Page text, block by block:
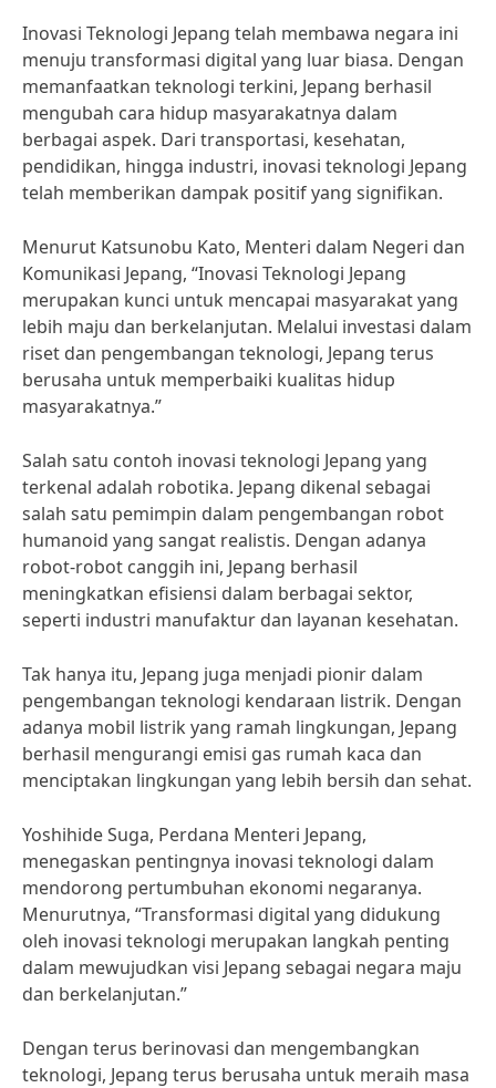
Inovasi Teknologi Jepang telah membawa negara ini
menuju transformasi digital yang luar biasa. Dengan
memanfaatkan teknologi terkini, Jepang berhasil
mengubah cara hidup masyarakatnya dalam
berbagai aspek. Dari transportasi, kesehatan,
pendidikan, hingga industri, inovasi teknologi Jepang
telah memberikan dampak positif yang signifikan.
Menurut Katsunobu Kato, Menteri dalam Negeri dan
Komunikasi Jepang, “Inovasi Teknologi Jepang
merupakan kunci untuk mencapai masyarakat yang
lebih maju dan berkelanjutan. Melalui investasi dalam
riset dan pengembangan teknologi, Jepang terus
berusaha untuk memperbaiki kualitas hidup
masyarakatnya.”
Salah satu contoh inovasi teknologi Jepang yang
terkenal adalah robotika. Jepang dikenal sebagai
salah satu pemimpin dalam pengembangan robot
humanoid yang sangat realistis. Dengan adanya
robot-robot canggih ini, Jepang berhasil
meningkatkan efisiensi dalam berbagai sektor,
seperti industri manufaktur dan layanan kesehatan.
Tak hanya itu, Jepang juga menjadi pionir dalam
pengembangan teknologi kendaraan listrik. Dengan
adanya mobil listrik yang ramah lingkungan, Jepang
berhasil mengurangi emisi gas rumah kaca dan
menciptakan lingkungan yang lebih bersih dan sehat.
Yoshihide Suga, Perdana Menteri Jepang,
menegaskan pentingnya inovasi teknologi dalam
mendorong pertumbuhan ekonomi negaranya.
Menurutnya, “Transformasi digital yang didukung
oleh inovasi teknologi merupakan langkah penting
dalam mewujudkan visi Jepang sebagai negara maju
dan berkelanjutan.”
Dengan terus berinovasi dan mengembangkan
teknologi, Jepang terus berusaha untuk meraih masa